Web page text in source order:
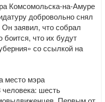
Комсомольска-на-Амуре
добровольно снял
заявил, что собрал
боится, что их будут
со ссылкой на
место мэра
шесть